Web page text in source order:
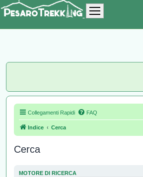
Collegamenti Rapidi FAQ
Indice Cerca
Cerca
MOTORE DI RICERCA